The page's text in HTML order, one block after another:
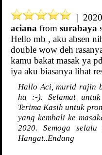
|
aciana from surabaya
Hello mb , aku absen
double wow deh
kamu bakat masak ya
iya aku biasanya lihat
Hallo Aci, murid rajin
ha :-). Selamat untuk
Terima Kasih untuk
yang kembali ke
2020. Semoga
Hangat..Endang